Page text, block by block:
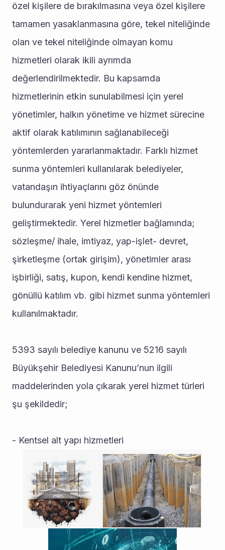
özel kişilere de bırakılmasına veya özel kişilere
tamamen yasaklanmasına göre, tekel niteliğinde
olan ve tekel niteliğinde olmayan komu
hizmetleri olarak ikili ayrımda
değerlendirilmektedir. Bu kapsamda
hizmetlerinin etkin sunulabilmesi için yerel
yönetimler, halkın yönetime ve hizmet sürecine
aktif olarak katılımının sağlanabileceği
yöntemlerden yararlanmaktadır. Farklı hizmet
sunma yöntemleri kullanılarak belediyeler,
vatandaşın ihtiyaçlarını göz önünde
bulundurarak yeni hizmet yöntemleri
geliştirmektedir. Yerel hizmetler bağlamında;
sözleşme/ ihale, imtiyaz, yap-işlet- devret,
şirketleşme (ortak girişim), yönetimler arası
işbirliği, satış, kupon, kendi kendine hizmet,
gönüllü katılım vb. gibi hizmet sunma yöntemleri
kullanılmaktadır.
5393 sayılı belediye kanunu ve 5216 sayılı
Büyükşehir Belediyesi Kanunu’nun ilgili
maddelerinden yola çıkarak yerel hizmet türleri
şu şekildedir;
- Kentsel alt yapı hizmetleri